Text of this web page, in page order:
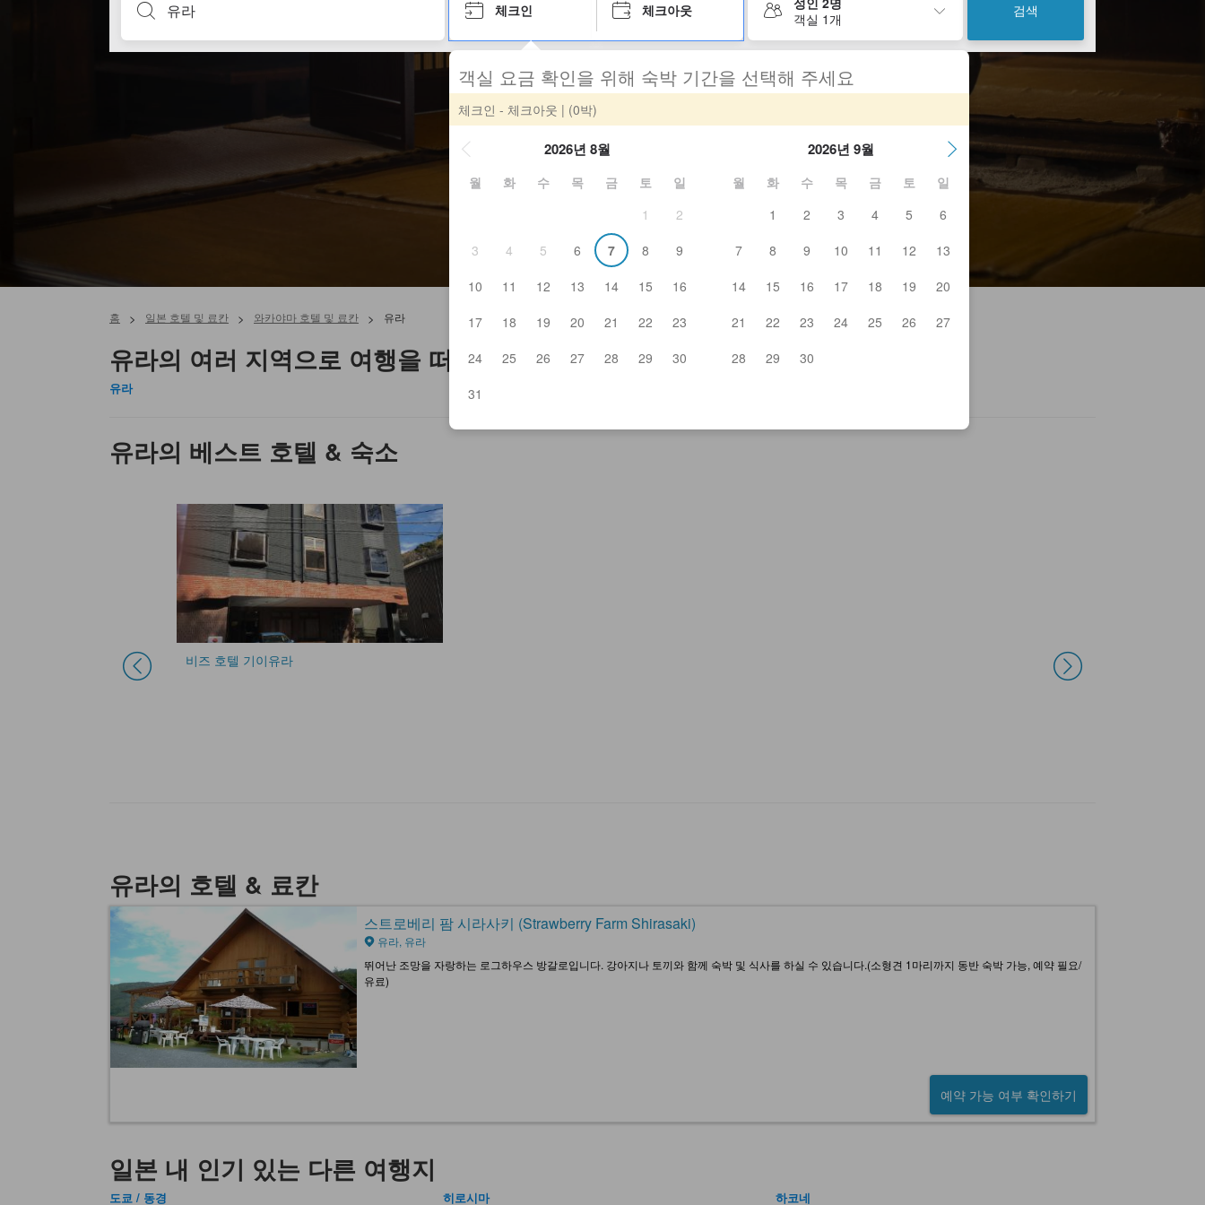
체크인 체크아웃
객실 1개
검색
객실 요금 확인을 위해 숙박 기간을 선택해 주세요
체크인 - 체크아웃 | (0박)
2026년 8월
월 화 수 목 금 토
일
1
2
3
4 5 6 7 8
9
10
11 12 13 14 15
16
17
18 19 20 21 22
23
24
25 26 27 28 29
30
31
2026년 9월
월 화 수 목 금 토
일
1
2 3 4 5
6
7
8 9 10 11 12
13
14
15 16 17 18 19
20
21
22 23 24 25 26
27
28
29 30
홈 > 일본 호텔 및 료칸 > 와카야마 호텔 및 료칸 > 유라
유라의 여러 지역으로 여행을 떠나보세요!
유라
유라의 베스트 호텔 & 숙소
비즈 호텔 기이유라
유라의 호텔 & 료칸
스트로베리 팜 시라사키 (Strawberry Farm Shirasaki)
유라, 유라
뛰어난 조망을 자랑하는 로그하우스 방갈로입니다. 강아지나 토끼와 함께 숙박 및 식사를 하실 수 있습니다.(소형견 1마리까지 동반 숙박 가능, 예약 필요/
유료)
예약 가능 여부 확인하기
일본 내 인기 있는 다른 여행지
도쿄 / 동경 히로시마 하코네